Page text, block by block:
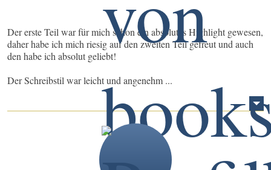
Der erste Teil war für mich schon ein absolutes Highlight gewesen,
daher habe ich mich riesig auf den zweiten Teil gefreut und auch
den habe ich absolut geliebt!
Der Schreibstil war leicht und angenehm ...